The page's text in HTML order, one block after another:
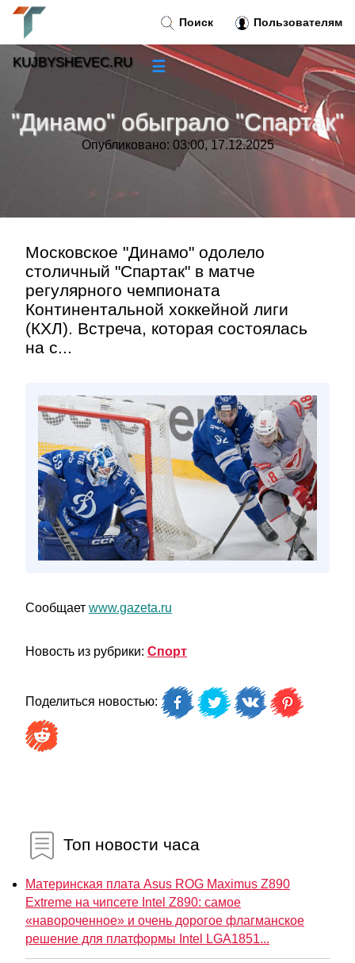
"Динамо" обыграло "Спартак"
Опубликовано: 03:00, 17.12.2025
Московское "Динамо" одолело
столичный "Спартак" в матче
регулярного чемпионата
Континентальной хоккейной лиги
(КХЛ). Встреча, которая состоялась
на с...
Сообщает www.gazeta.ru
Новость из рубрики: Спорт
Поделиться новостью:
Топ новости часа
Материнская плата Asus ROG Maximus Z890
Extreme на чипсете Intel Z890: самое
«навороченное» и очень дорогое флагманское
решение для платформы Intel LGA1851...
Поиск Пользователям
KUJBYSHEVEC.RU ☰
Тренды новостей»
Контакт»